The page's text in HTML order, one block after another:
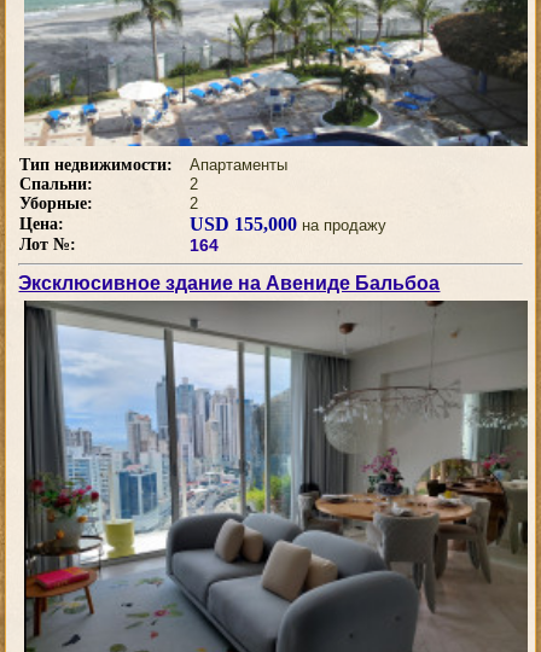
Тип недвижимости:
Апартаменты
Спальни:
2
Уборные:
2
Цена:
USD 155,000 на продажу
Лот №:
164
Эксклюсивное здание на Авениде Бальбоа